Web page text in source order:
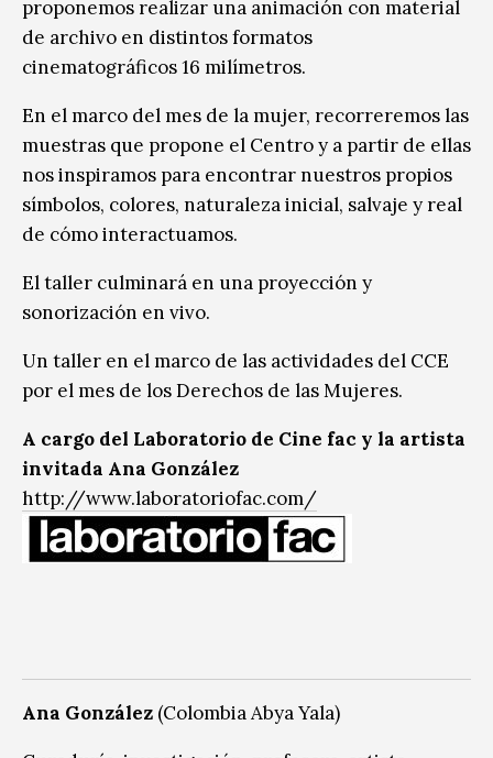
proponemos realizar una animación con material
de archivo en distintos formatos
cinematográficos 16 milímetros.
En el marco del mes de la mujer, recorreremos las
muestras que propone el Centro y a partir de ellas
nos inspiramos para encontrar nuestros propios
símbolos, colores, naturaleza inicial, salvaje y real
de cómo interactuamos.
El taller culminará en una proyección y
sonorización en vivo.
Un taller en el marco de las actividades del CCE
por el mes de los Derechos de las Mujeres.
A cargo del Laboratorio de Cine fac y la artista
invitada Ana González
http://www.laboratoriofac.com/
Ana González (Colombia Abya Yala)